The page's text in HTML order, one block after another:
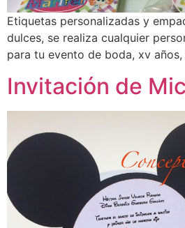
Etiquetas personalizadas y
dulces, se realiza cualquier
para tu evento de boda, xv
Invitación de